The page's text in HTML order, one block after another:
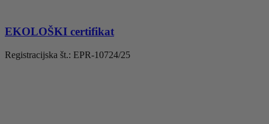
EKOLOŠKI certifikat
Registracijska št.: EPR-10724/25